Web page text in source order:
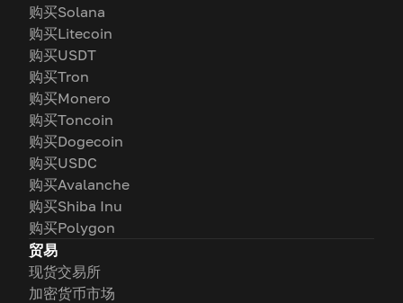
购买Solana
购买Litecoin
购买USDT
购买Tron
购买Monero
购买Toncoin
购买Dogecoin
购买USDC
购买Avalanche
购买Shiba Inu
购买Polygon
贸易
现货交易所
加密货币市场